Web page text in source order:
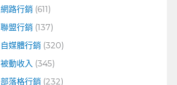
網路行銷 (611)
聯盟行銷 (137)
自媒體行銷 (320)
被動收入 (345)
部落格行銷 (232)